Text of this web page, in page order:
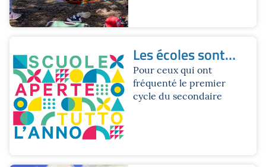
Les écoles sont
ouvertes toute
l'année.
Brochure de l'été
Pour ceux qui ont
fréquenté le premier
cycle du secondaire